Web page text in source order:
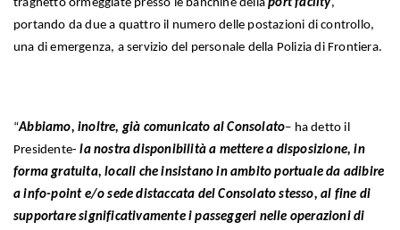
traghetto ormeggiate presso le banchine dellaport facilty,
portando da due a quattro il numero delle postazioni di controllo,
una di emergenza, a servizio del personale della Polizia di Frontiera.
“Abbiamo, inoltre, già comunicato al Consolato– ha detto il
Presidente-la nostra disponibilità a mettere a disposizione, in
forma gratuita, locali che insistano in ambito portuale da adibire
a info-point e/o sede distaccata del Consolato stesso, al fine di
supportare significativamente i passeggeri nelle operazioni di